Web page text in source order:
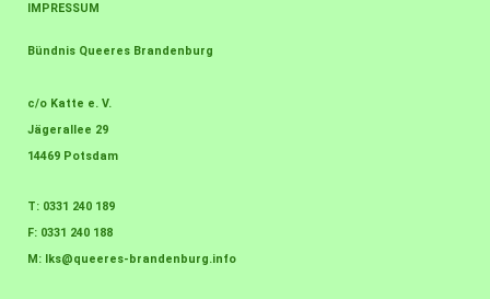
IMPRESSUM
Bündnis Queeres Brandenburg
c/o Katte e. V.
Jägerallee 29
14469 Potsdam
T: 0331 240 189
F: 0331 240 188
M:
lks@queeres-brandenburg.info